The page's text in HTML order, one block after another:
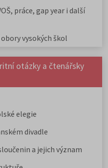
práce, gap year i další
vysokých škol
otázky a čtenářsky
elegie
divadle
a jejich význam